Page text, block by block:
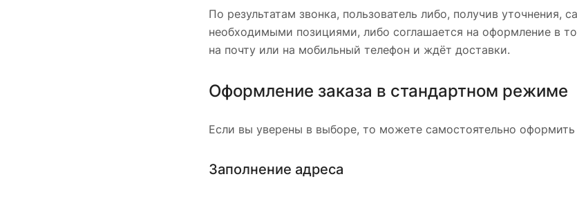
По результатам звонка, пользователь либо, получив уточнения,
необходимыми позициями, либо соглашается на оформление в
на почту или на мобильный телефон и ждёт доставки.
Оформление заказа в стандартном режиме
Если вы уверены в выборе, то можете самостоятельно
Заполнение адреса